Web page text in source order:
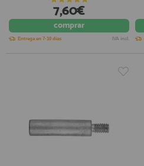
7,60€
comprar
Entrega en 7-10 días IVA incl.